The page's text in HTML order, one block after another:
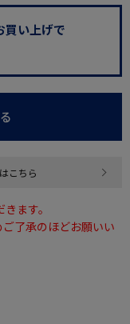
い上げで
こちら
ます。
了承のほどお願いい